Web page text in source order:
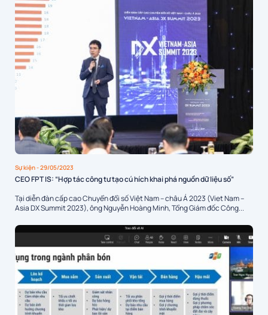
Sự kiện- 29/05/2023
CEO FPT IS: “Hợp tác công tư tạo cú hích khai phá nguồn dữ liệu số”
Tại diễn đàn cấp cao Chuyển đổi số Việt Nam – châu Á 2023 (Viet Nam –
Asia DX Summit 2023), ông Nguyễn Hoàng Minh, Tổng Giám đốc Công...